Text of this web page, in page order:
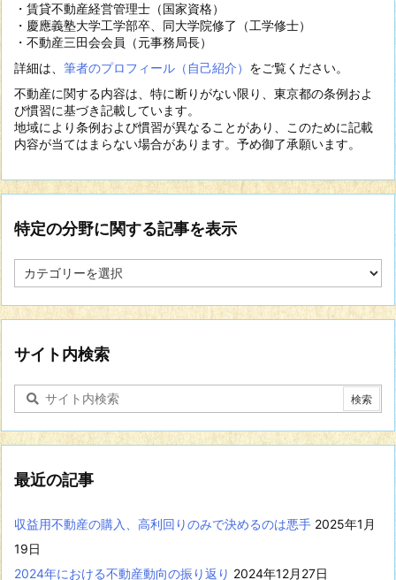
・賃貸不動産経営管理士（国家資格）
・慶應義塾大学工学部卒、同大学院修了（工学修士）
・不動産三田会会員（元事務局長）
詳細は、 筆者のプロフィール（自己紹介） をご覧ください。
不動産に関する内容は、特に断りがない限り、東京都の条例およ
び慣習に基づき記載しています。
地域により条例および慣習が異なることがあり、このために記載
内容が当てはまらない場合があります。予め御了承願います。
特定の分野に関する記事を表示
定
分
に
関
す
記
事
を
示
サイト内検索
最近の記事
収益用不動産の購入、高利回りのみで決めるのは悪手 2025年1月
19日
2024年における不動産動向の振り返り 2024年12月27日